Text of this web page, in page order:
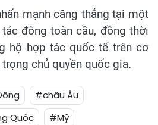
mạnh căng thẳng tại một
động toàn cầu, đồng thời
hộ hợp tác quốc tế trên cơ
chủ quyền quốc gia.
#châu Âu
Quốc
#Mỹ